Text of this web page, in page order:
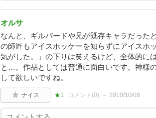
オルサ
なんと、ギルバードや兄が既存キャラだっ
の師匠もアイスホッケーを知らずにアイスホ
気がした。」の下りは笑えるけど、全体的に
と…。作品としては普通に面白いです。神様
して欲しいですね。
ナイス ★1 コメント(0) 2010/10/08